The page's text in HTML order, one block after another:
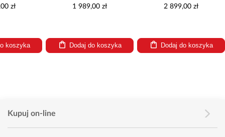
zł
koszyka
1 989,00 zł
Dodaj do koszyka
2 899,00 zł
Dodaj do koszyka
Kupuj on-line